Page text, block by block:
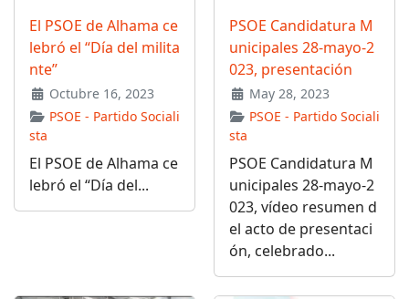
El PSOE de Alhama ce
lebró el “Día del milita
nte”
Octubre 16, 2023
PSOE - Partido Sociali
sta
El PSOE de Alhama ce
lebró el “Día del...
PSOE Candidatura M
unicipales 28-mayo-2
023, presentación
May 28, 2023
PSOE - Partido Sociali
sta
PSOE Candidatura M
unicipales 28-mayo-2
023, vídeo resumen d
el acto de presentaci
ón, celebrado...